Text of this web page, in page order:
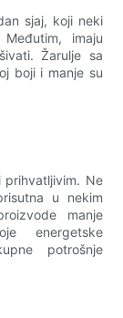
sjaj, koji neki
imaju
Žarulje sa
boji i manje su
prihvatljivim. Ne
u nekim
manje
energetske
potrošnje